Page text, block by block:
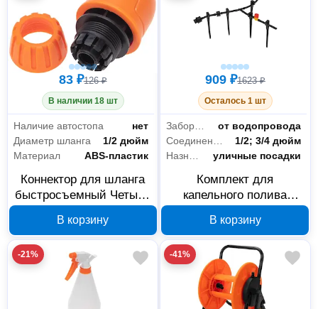
83 ₽126 ₽
В наличии 18 шт
Наличие автостопа
нет
Диаметр шланга
1/2 дюйм
Материал
ABS-пластик
Коннектор для шланга
быстросъемный Четыре
дюйм
В корзину
909 ₽1623 ₽
Осталось 1 шт
Забор воды
от водопровода
1/2; 3/4 дюйм
уличные посадки
Комплект для
капельного полива
3x4 м
В корзину
-21% -41%